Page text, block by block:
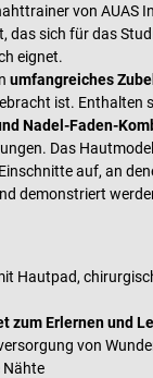
von AUAS
das sich für das
eignet.
umfangreiches
ist. Enthalten
Nadel-Faden-
Das
auf, an
demonstriert
Hautpad,
zum Erlernen und
von
Nähte